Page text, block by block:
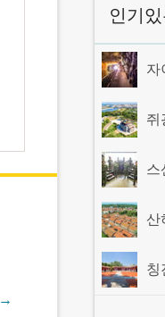
→
인기
자
쥐
스
산
칭